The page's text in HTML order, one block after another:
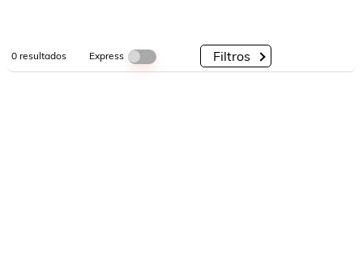
0resultados Express Filtros